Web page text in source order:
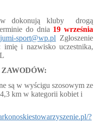
dokonują kluby drogą
do dnia 19 września
jumi-sport@wp.pl Zgłoszenie
imię i nazwisko uczestnika,
są w wyścigu szosowym ze
km w kategorii kobiet i
?